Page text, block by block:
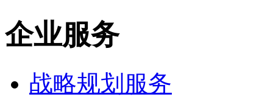
企业服务
战略规划服务